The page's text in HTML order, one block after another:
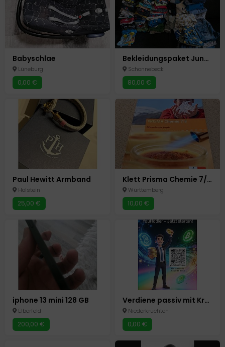
Babyschlae
Lüneburg
0,00 €
Bekleidungspaket Junge 110 & 110/116
Schonnebeck
80,00 €
Paul Hewitt Armband
Holstein
25,00 €
Klett Prisma Chemie 7/8 Realschule BW
Württemberg
10,00 €
iphone 13 mini 128 GB
Elberfeld
200,00 €
Verdiene passiv mit Krypto auf YouHodler! 25 USD Bonus
Niederkrüchten
0,00 €